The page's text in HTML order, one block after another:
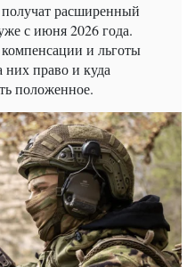
расширенный
с июня 2026 года.
и льготы
них право и куда
положенное.